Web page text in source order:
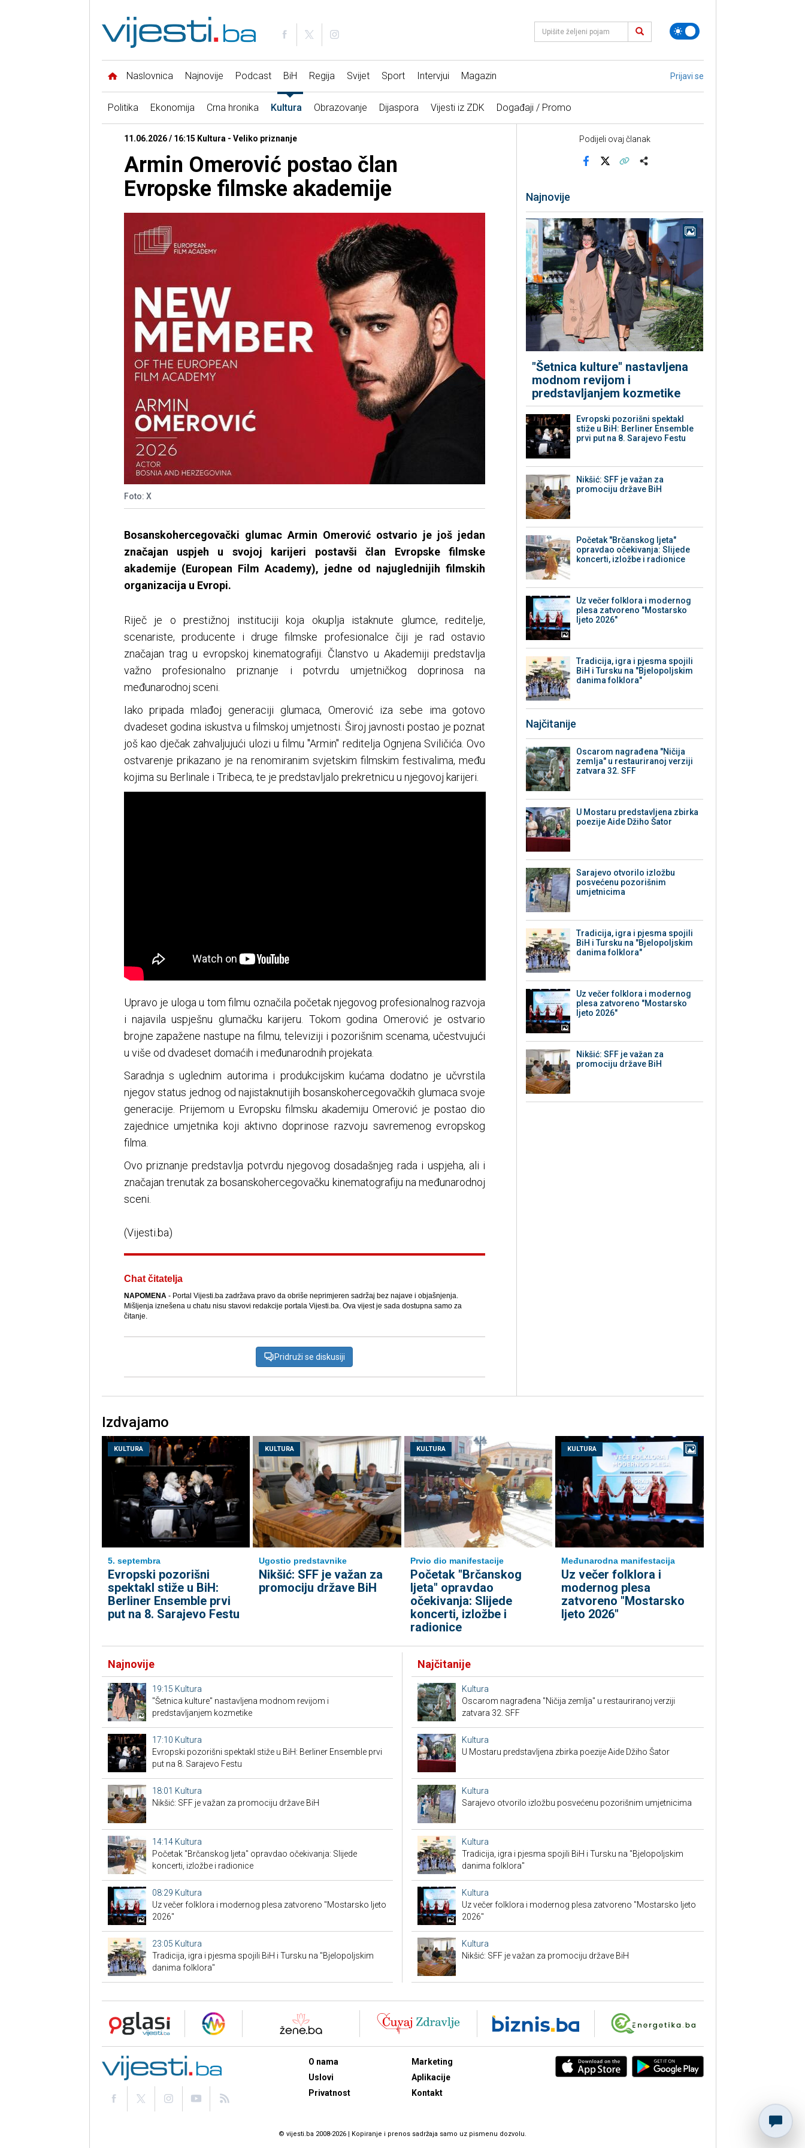
Naslovnica Najnovije Podcast BiH Regija Svijet Sport Intervjui Magazin Prijavi se
Politika Ekonomija Crna hronika Kultura Obrazovanje Dijaspora Vijesti iz ZDK Događaji / Promo
11.06.2026 / 16:15 Kultura - Veliko priznanje
Armin Omerović postao član
Evropske filmske akademije
Foto: X
Bosanskohercegovački glumac Armin Omerović ostvario je još jedan
značajan uspjeh u svojoj karijeri postavši član Evropske filmske
akademije (European Film Academy), jedne od najuglednijih filmskih
organizacija u Evropi.
Riječ je o prestižnoj instituciji koja okuplja istaknute glumce, reditelje,
scenariste, producente i druge filmske profesionalce čiji je rad ostavio
značajan trag u evropskoj kinematografiji. Članstvo u Akademiji predstavlja
važno profesionalno priznanje i potvrdu umjetničkog doprinosa na
međunarodnoj sceni.
Iako pripada mlađoj generaciji glumaca, Omerović iza sebe ima gotovo
dvadeset godina iskustva u filmskoj umjetnosti. Široj javnosti postao je poznat
još kao dječak zahvaljujući ulozi u filmu "Armin" reditelja Ognjena Sviličića. Ovo
ostvarenje prikazano je na renomiranim svjetskim filmskim festivalima, među
kojima su Berlinale i Tribeca, te je predstavljalo prekretnicu u njegovoj karijeri.
Upravo je uloga u tom filmu označila početak njegovog profesionalnog razvoja
i najavila uspješnu glumačku karijeru. Tokom godina Omerović je ostvario
brojne zapažene nastupe na filmu, televiziji i pozorišnim scenama, učestvujući
u više od dvadeset domaćih i međunarodnih projekata.
Saradnja s uglednim autorima i produkcijskim kućama dodatno je učvrstila
njegov status jednog od najistaknutijih bosanskohercegovačkih glumaca svoje
generacije. Prijemom u Evropsku filmsku akademiju Omerović je postao dio
zajednice umjetnika koji aktivno doprinose razvoju savremenog evropskog
filma.
Ovo priznanje predstavlja potvrdu njegovog dosadašnjeg rada i uspjeha, ali i
značajan trenutak za bosanskohercegovačku kinematografiju na međunarodnoj
sceni.
(Vijesti.ba)
Chat čitatelja
NAPOMENA- Portal Vijesti.ba zadržava pravo da obriše neprimjeren sadržaj bez najave i objašnjenja.
Mišljenja iznešena u chatu nisu stavovi redakcije portala Vijesti.ba. Ova vijest je sada dostupna samo za
čitanje.
Pridruži se diskusiji
Podijeli ovaj članak
Najnovije
"Šetnica kulture" nastavljena
modnom revijom i
predstavljanjem kozmetike
Evropski pozorišni spektakl
stiže u BiH: Berliner Ensemble
prvi put na 8. Sarajevo Festu
Nikšić: SFF je važan za
promociju države BiH
Početak "Brčanskog ljeta"
opravdao očekivanja: Slijede
koncerti, izložbe i radionice
Uz večer folklora i modernog
plesa zatvoreno "Mostarsko
ljeto 2026"
Tradicija, igra i pjesma spojili
BiH i Tursku na "Bjelopoljskim
danima folklora"
Najčitanije
Oscarom nagrađena "Ničija
zemlja" u restauriranoj verziji
zatvara 32. SFF
U Mostaru predstavljena zbirka
poezije Aide Džiho Šator
Sarajevo otvorilo izložbu
posvećenu pozorišnim
umjetnicima
Tradicija, igra i pjesma spojili
BiH i Tursku na "Bjelopoljskim
danima folklora"
Uz večer folklora i modernog
plesa zatvoreno "Mostarsko
ljeto 2026"
Nikšić: SFF je važan za
promociju države BiH
Izdvajamo
KULTURA
5. septembra
Evropski pozorišni
spektakl stiže u BiH:
Berliner Ensemble prvi
put na 8. Sarajevo Festu
KULTURA
Ugostio predstavnike
Nikšić: SFF je važan za
promociju države BiH
KULTURA
Prvio dio manifestacije
Početak "Brčanskog
ljeta" opravdao
očekivanja: Slijede
koncerti, izložbe i
radionice
KULTURA
Međunarodna manifestacija
Uz večer folklora i
modernog plesa
zatvoreno "Mostarsko
ljeto 2026"
Najnovije
19:15 Kultura
"Šetnica kulture" nastavljena modnom revijom i
predstavljanjem kozmetike
17:10 Kultura
Evropski pozorišni spektakl stiže u BiH: Berliner Ensemble prvi
put na 8. Sarajevo Festu
18:01 Kultura
Nikšić: SFF je važan za promociju države BiH
14:14 Kultura
Početak "Brčanskog ljeta" opravdao očekivanja: Slijede
koncerti, izložbe i radionice
08:29 Kultura
Uz večer folklora i modernog plesa zatvoreno "Mostarsko ljeto
2026"
23:05 Kultura
Tradicija, igra i pjesma spojili BiH i Tursku na "Bjelopoljskim
danima folklora"
Najčitanije
Kultura
Oscarom nagrađena "Ničija zemlja" u restauriranoj verziji
zatvara 32. SFF
Kultura
U Mostaru predstavljena zbirka poezije Aide Džiho Šator
Kultura
Sarajevo otvorilo izložbu posvećenu pozorišnim umjetnicima
Kultura
Tradicija, igra i pjesma spojili BiH i Tursku na "Bjelopoljskim
danima folklora"
Kultura
Uz večer folklora i modernog plesa zatvoreno "Mostarsko ljeto
2026"
Kultura
Nikšić: SFF je važan za promociju države BiH
O nama
Uslovi
Privatnost
Marketing
Aplikacije
Kontakt
© vijesti.ba 2008-2026 | Kopiranje i prenos sadržaja samo uz pismenu dozvolu.